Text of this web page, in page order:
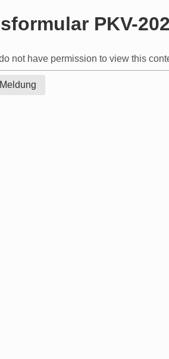
PKV-
not have permission to view this
Meldung